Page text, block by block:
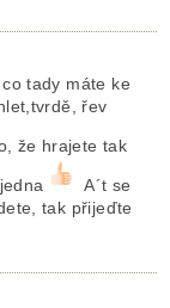
tady máte ke
řev
že hrajete tak
A´t se
tak přijeďte